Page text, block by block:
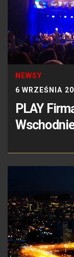
NEWSY
6 WRZEŚNIA
PLAY